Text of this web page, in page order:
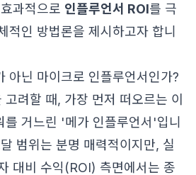
과적으로 인플루언서 ROI를 극
적인 방법론을 제시하고자 합니
아닌 마이크로 인플루언서인가?
려할 때, 가장 먼저 떠오르는 이
를 거느린 '메가 인플루언서'입니
범위는 분명 매력적이지만, 실
대비 수익(ROI) 측면에서는 종